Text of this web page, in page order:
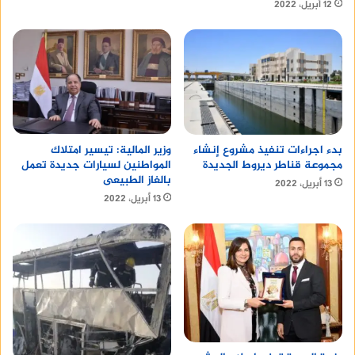
لا تشمل هذه الأسعار المصنعية، التي تختلف
حسب نوع الذهب ووزن القطعة.
n
n
نصائح لشراء الذهب:
n
n
حدد ميزانيتك قبل الشراء:حدد مبلغ المال
الذي يمكنك إنفاقه على شراء الذهب.
12 أبريل، 2022
بدء اجراءات تنفيذ مشروع إنشاء
مجموعة قناطر ديروط الجديدة
13 أبريل، 2022
وزير المالية: تيسير امتلاك
المواطنين لسيارات جديدة تعمل
بالغاز الطبيعى
13 أبريل، 2022